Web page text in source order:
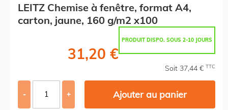
LEITZ Chemise à fenêtre, format A4,
carton, jaune, 160 g/m2 x100
PRODUIT DISPO. SOUS 2-10 JOURS
31,20 €
Soit 37,44 € TTC
- + Ajouter au panier